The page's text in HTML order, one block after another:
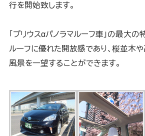
行を開始致します。
「プリウスαパノラマルーフ車」の最大
ルーフに優れた開放感であり、桜並木
風景を一望することができます。